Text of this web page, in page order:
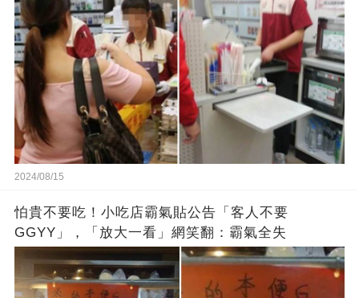
2024/08/15
怕貴不要吃！小吃店霸氣貼公告「客人不要
GGYY」，「放大一看」網笑翻：霸氣全失